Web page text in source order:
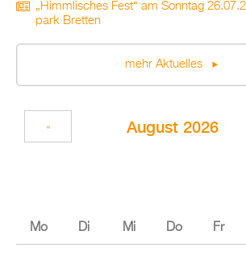
„Himm­li­sches Fest“ am Sonn­tag
park Brett­en
mehr Ak­tu­el­les
Au­gust 2026
«
Mo Di Mi Do Fr